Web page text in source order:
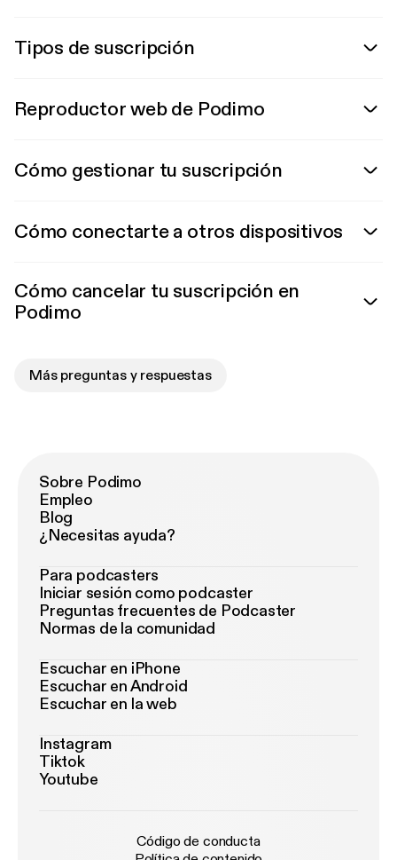
Tipos de suscripción
Reproductor web de Podimo
Cómo gestionar tu suscripción
Cómo conectarte a otros dispositivos
Cómo cancelar tu suscripción en
Podimo
Más preguntas y respuestas
Sobre Podimo
Empleo
Blog
¿Necesitas ayuda?
Para podcasters
Iniciar sesión como podcaster
Preguntas frecuentes de Podcaster
Normas de la comunidad
Escuchar en iPhone
Escuchar en Android
Escuchar en la web
Instagram
Tiktok
Youtube
Código de conducta